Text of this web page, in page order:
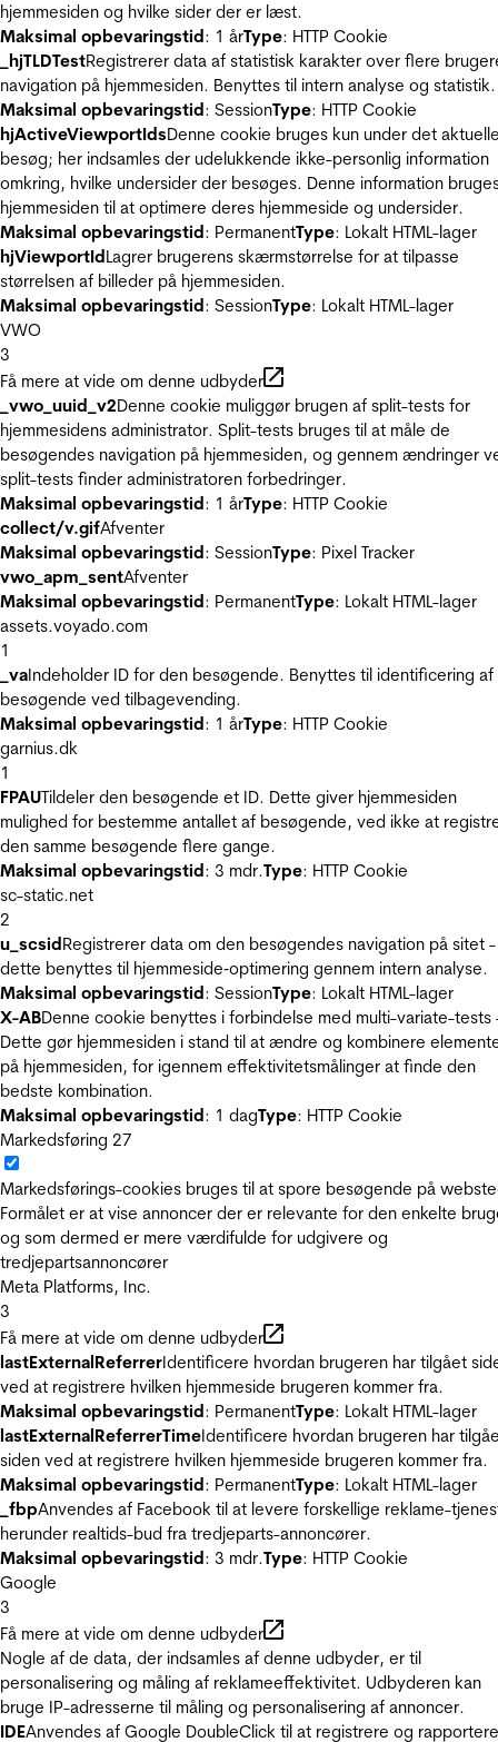
hjemmesiden og hvilke sider der er læst.
Maksimal opbevaringstid: 1 årType: HTTP Cookie
_hjTLDTestRegistrerer data af statistisk karakter over flere
navigation på hjemmesiden. Benyttes til intern analyse og statistik.
Maksimal opbevaringstid: SessionType: HTTP Cookie
hjActiveViewportIdsDenne cookie bruges kun under det
besøg; her indsamles der udelukkende ikke-personlig information
omkring, hvilke undersider der besøges. Denne information
hjemmesiden til at optimere deres hjemmeside og undersider.
Maksimal opbevaringstid: PermanentType: Lokalt HTML-lager
hjViewportIdLagrer brugerens skærmstørrelse for at tilpasse
størrelsen af billeder på hjemmesiden.
Maksimal opbevaringstid: SessionType: Lokalt HTML-lager
VWO
3
Få mere at vide om denne udbyder
_vwo_uuid_v2Denne cookie muliggør brugen af split-tests for
hjemmesidens administrator. Split-tests bruges til at måle de
besøgendes navigation på hjemmesiden, og gennem ændringer
split-tests finder administratoren forbedringer.
Maksimal opbevaringstid: 1 årType: HTTP Cookie
collect/v.gifAfventer
Maksimal opbevaringstid: SessionType: Pixel Tracker
vwo_apm_sentAfventer
Maksimal opbevaringstid: PermanentType: Lokalt HTML-lager
assets.voyado.com
1
_vaIndeholder ID for den besøgende. Benyttes til identificering af
besøgende ved tilbagevending.
Maksimal opbevaringstid: 1 årType: HTTP Cookie
garnius.dk
1
FPAUTildeler den besøgende et ID. Dette giver hjemmesiden
mulighed for bestemme antallet af besøgende, ved ikke at
den samme besøgende flere gange.
Maksimal opbevaringstid: 3 mdr.Type: HTTP Cookie
sc-static.net
2
u_scsidRegistrerer data om den besøgendes navigation på sitet -
dette benyttes til hjemmeside‐optimering gennem intern analyse.
Maksimal opbevaringstid: SessionType: Lokalt HTML-lager
X-ABDenne cookie benyttes i forbindelse med multi-variate-tests
Dette gør hjemmesiden i stand til at ændre og kombinere
på hjemmesiden, for igennem effektivitetsmålinger at finde den
bedste kombination.
Maksimal opbevaringstid: 1 dagType: HTTP Cookie
Markedsføring 27
Markedsførings-cookies bruges til at spore besøgende på
Formålet er at vise annoncer der er relevante for den enkelte
og som dermed er mere værdifulde for udgivere og
tredjepartsannoncører
Meta Platforms, Inc.
3
Få mere at vide om denne udbyder
lastExternalReferrerIdentificere hvordan brugeren har tilgået
ved at registrere hvilken hjemmeside brugeren kommer fra.
Maksimal opbevaringstid: PermanentType: Lokalt HTML-lager
lastExternalReferrerTimeIdentificere hvordan brugeren har
siden ved at registrere hvilken hjemmeside brugeren kommer fra.
Maksimal opbevaringstid: PermanentType: Lokalt HTML-lager
_fbpAnvendes af Facebook til at levere forskellige reklame-
herunder realtids-bud fra tredjeparts-annoncører.
Maksimal opbevaringstid: 3 mdr.Type: HTTP Cookie
Google
3
Få mere at vide om denne udbyder
Nogle af de data, der indsamles af denne udbyder, er til
personalisering og måling af reklameeffektivitet. Udbyderen kan
bruge IP-adresserne til måling og personalisering af annoncer.
IDEAnvendes af Google DoubleClick til at registrere og